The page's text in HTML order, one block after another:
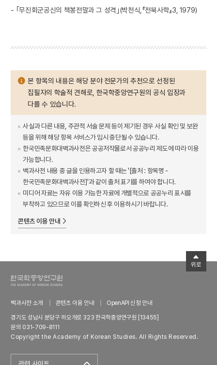
- ｢무진회군공신의 책봉전말과 그 성격｣(박천식,『전북사학』3, 1979)
본 항목의 내용은 해당 분야 전문가의 추천으로 선정된
집필자의 학술적 견해로, 한국학중앙연구원의 공식 입장과
다를 수 있습니다.
사실과 다른 내용, 주관적 서술 문제 등이 제기된 경우 사실 확인 및 보완
등을 위해 해당 항목 서비스가 임시 중단될 수 있습니다.
한국민족문화대백과사전은 공공저작물로서 공공누리 제도에 따라 이용
가능합니다.
백과사전 내용 중 글을 인용하고자 할 때는 '[출처 : 항목명 -
한국민족문화대백과사전]'과 같이 출처 표기를 하여야 합니다.
미디어 자료는 자유 이용 가능한 자료에 개별적으로 공공누리 표시를
부착하고 있으므로 이를 확인하신 후 이용하시기 바랍니다.
콘텐츠 이용 안내
백과사전 소개 콘텐츠 이용 안내
OpenAPI 신청 안내
경기도 성남시 분당구 하오개로 323 한국학중앙연구원 [13455]
문의 031-709-8111
Copyright the Academy of Korean Studies. All Rights Reserved.
관련 사이트
위로